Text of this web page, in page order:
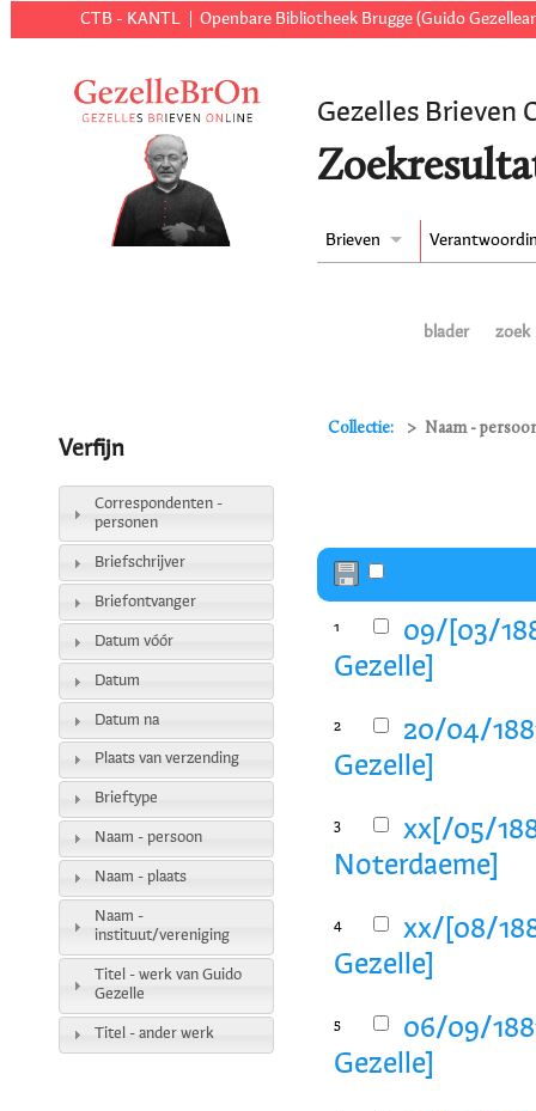
CTB - KANTL Openbare Bibliotheek Brugge (Guido
Gezelles Brieven
Brieven
blader zoek
Collectie: Naam -
1
09/[03/
Gezelle]
2
20/04/
Gezelle]
3
xx[/05/
Noterdaeme]
4
xx/[08/
Gezelle]
5
06/09/
Gezelle]
Verfijn
Correspondenten -
personen
Briefschrijver
Briefontvanger
Datum vóór
Datum
Datum na
Plaats van verzending
Brieftype
Naam - persoon
Naam - plaats
Naam -
instituut/vereniging
Titel - werk van Guido
Gezelle
Titel - ander werk